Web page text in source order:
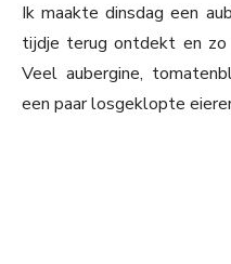
Ik maakte dinsdag een
tijdje terug ontdekt en zo
Veel aubergine,
een paar losgeklopte